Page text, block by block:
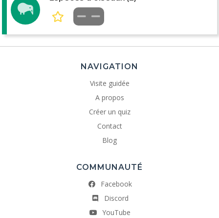
NAVIGATION
Visite guidée
A propos
Créer un quiz
Contact
Blog
COMMUNAUTÉ
Facebook
Discord
YouTube